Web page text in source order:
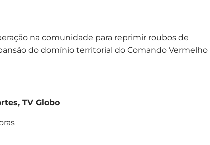
na comunidade para reprimir roubos de
do domínio territorial do Comando Vermelho
TV Globo